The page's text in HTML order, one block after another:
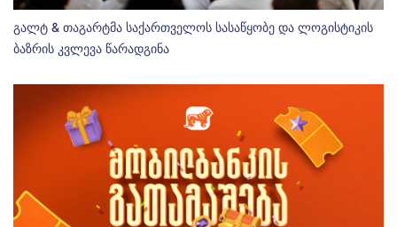
გალტ & თაგარტმა საქართველოს სასაწყობე და ლოგისტიკის
ბაზრის კვლევა წარადგინა